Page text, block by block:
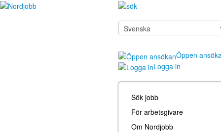
Öppen
Logga in
Sök jobb
För arbetsgivare
Om Nordjobb